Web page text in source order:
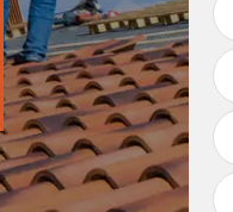
Rénovation de
toiture 21